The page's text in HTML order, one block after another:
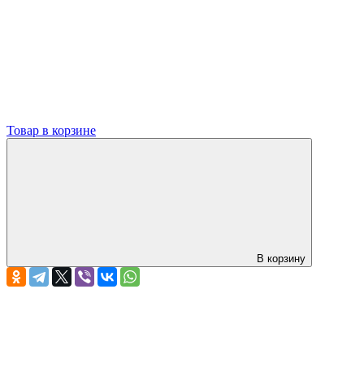
Товар в корзине
В корзину